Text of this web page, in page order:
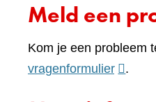
Meld een
Kom je een probleem
vragenformulier(verwijst
.